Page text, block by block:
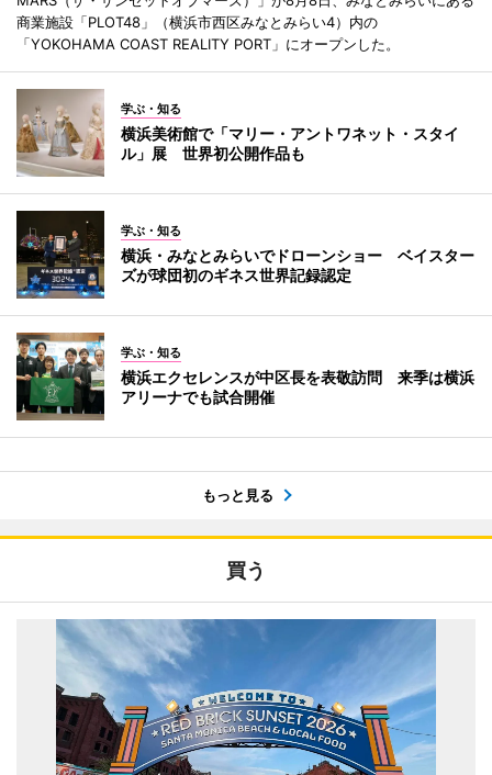
商業施設「PLOT48」（横浜市西区みなとみらい4）内の
「YOKOHAMA COAST REALITY PORT」にオープンした。
学ぶ・知る
横浜美術館で「マリー・アントワネット・スタイ
ル」展 世界初公開作品も
学ぶ・知る
横浜・みなとみらいでドローンショー ベイスター
ズが球団初のギネス世界記録認定
学ぶ・知る
横浜エクセレンスが中区長を表敬訪問 来季は横浜
アリーナでも試合開催
もっと見る
買う